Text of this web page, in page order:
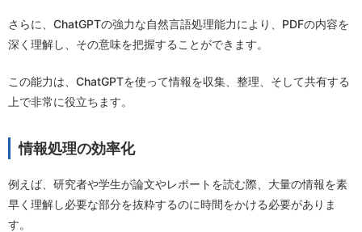
さらに、ChatGPTの強力な自然言語処理能力により、PDFの内容を
深く理解し、その意味を把握することができます。
この能力は、ChatGPTを使って情報を収集、整理、そして共有する
上で非常に役立ちます。
情報処理の効率化
例えば、研究者や学生が論文やレポートを読む際、大量の情報を素
早く理解し必要な部分を抜粋するのに時間をかける必要がありま
す。